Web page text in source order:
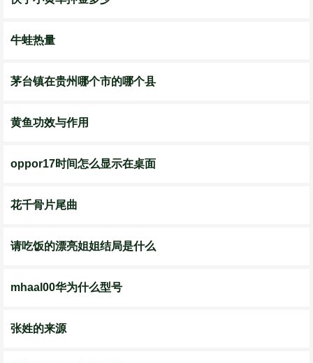
牛蛙热量
茅台镇在贵州哪个市的哪个县
黄鱼功效与作用
oppor17时间怎么显示在桌面
花千骨片尾曲
请吃饭的漂亮姐姐结局是什么
mhaal00华为什么型号
张姓的来源